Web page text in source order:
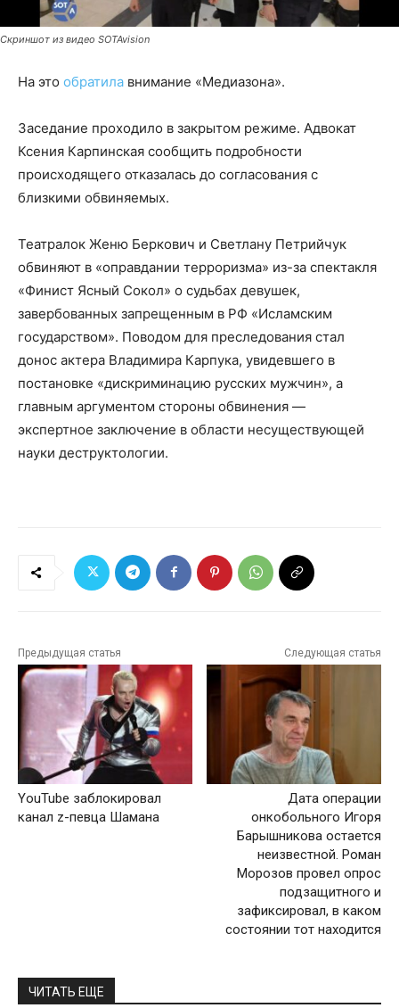
Скриншот из видео SOTAvision
На это обратила внимание «Медиазона».
Заседание проходило в закрытом режиме. Адвокат
Ксения Карпинская сообщить подробности
происходящего отказалась до согласования с
близкими обвиняемых.
Театралок Женю Беркович и Светлану Петрийчук
обвиняют в «оправдании терроризма» из-за спектакля
«Финист Ясный Сокол» о судьбах девушек,
завербованных запрещенным в РФ «Исламским
государством». Поводом для преследования стал
донос актера Владимира Карпука, увидевшего в
постановке «дискриминацию русских мужчин», а
главным аргументом стороны обвинения —
экспертное заключение в области несуществующей
науки деструктологии.
Предыдущая статья
YouTube заблокировал
канал z-певца Шамана
Следующая статья
Дата операции
онкобольного Игоря
Барышникова остается
неизвестной. Роман
Морозов провел опрос
подзащитного и
зафиксировал, в каком
состоянии тот находится
ЧИТАТЬ ЕЩЕ